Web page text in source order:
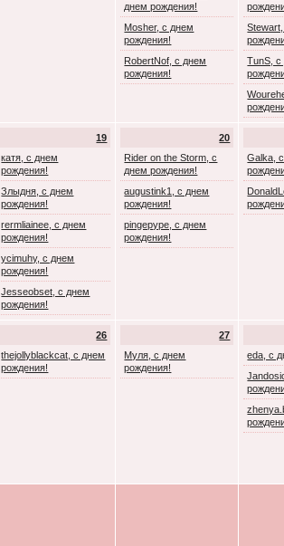
днем рождения!
Mosher, с днем
рождения!
RobertNof, с днем
рождения!
TunS, с
19
катя, с днем
рождения!
Злыдня, с днем
рождения!
rermliainee, с днем
рождения!
ycimuhy, с днем
рождения!
Jesseobset, с днем
рождения!
20
Rider on the Storm, с
днем рождения!
augustink1, с днем
рождения!
pingepype, с днем
рождения!
Galka,
26
thejollyblackcat, с днем
рождения!
27
Муля, с днем
рождения!
eda, с